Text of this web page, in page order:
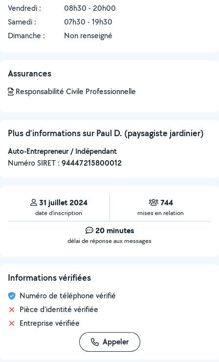
Vendredi :
08h30 - 20h00
Samedi :
07h30 - 19h30
Dimanche :
Non renseigné
Assurances
Responsabilité Civile Professionnelle
Plus d’informations sur Paul D. (paysagiste jardinier)
Auto-Entrepreneur / Indépendant
Numéro SIRET : ‍94447215800012
31 juillet 2024
date d’inscription
744
mises en relation
20 minutes
délai de réponse aux messages
Informations vérifiées
Numéro de téléphone vérifié
Pièce d'identité vérifiée
Entreprise vérifiée
Appeler